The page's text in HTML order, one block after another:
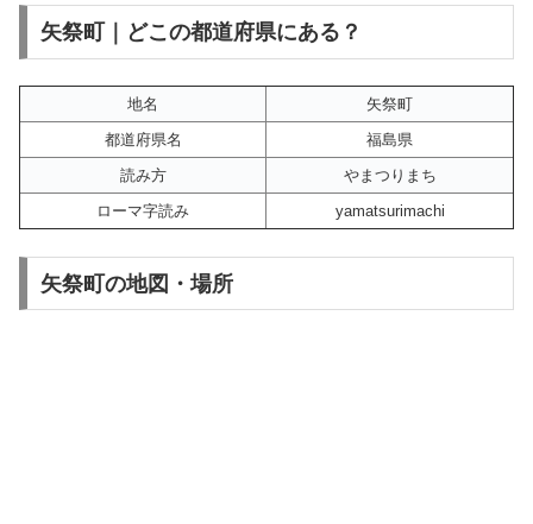
矢祭町｜どこの都道府県にある？
地名
矢祭町
都道府県名
福島県
読み方
やまつりまち
ローマ字読み
yamatsurimachi
矢祭町の地図・場所